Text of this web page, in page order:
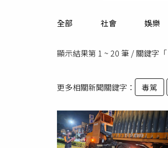
全部 社會 娛樂
顯示結果第 1 ~ 20 筆 / 關鍵字「
更多相關新聞關鍵字： 毒駕